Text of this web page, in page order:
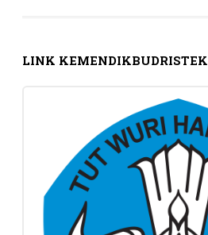
LINK KEMENDIKBUDRISTEK